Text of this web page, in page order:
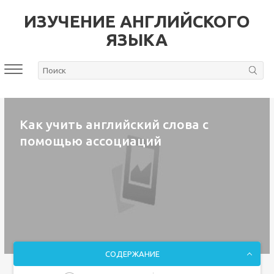
ИЗУЧЕНИЕ АНГЛИЙСКОГО
ЯЗЫКА
Как учить английский слова с
помощью ассоциаций
СОДЕРЖАНИЕ